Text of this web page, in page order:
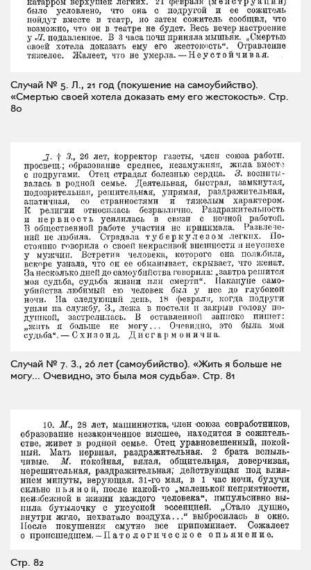
Случай № 5. Л., 21 год (покушение на самоубийство).
«Смертью своей хотела доказать ему его жестокость». Стр.
80
Случай № 7. З., 26 лет (самоубийство). «Жить я больше не
могу... Очевидно, это была моя судьба». Стр. 81
Стр. 82